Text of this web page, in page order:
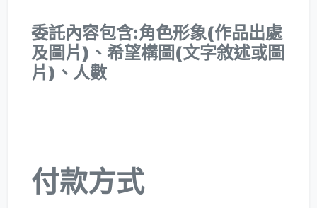
委託內容包含:角色形象(作品出處
及圖片)、希望構圖(文字敘述或圖
片)、人數
付款方式